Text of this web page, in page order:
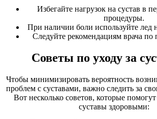
Избегайте нагрузок на сустав в
процедуры.
При наличии боли используйте лед
Следуйте рекомендациям врача по
Советы по уходу за
Чтобы минимизировать вероятность
проблем с суставами, важно следить за
Вот несколько советов, которые
суставы здоровыми: